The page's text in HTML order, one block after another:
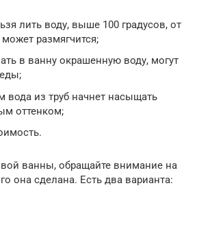
лить воду, выше 100 градусов, от
может размягчится;
в ванну окрашенную воду, могут
вода из труб начнет насыщать
оттенком;
ванны, обращайте внимание на
она сделана. Есть два варианта: